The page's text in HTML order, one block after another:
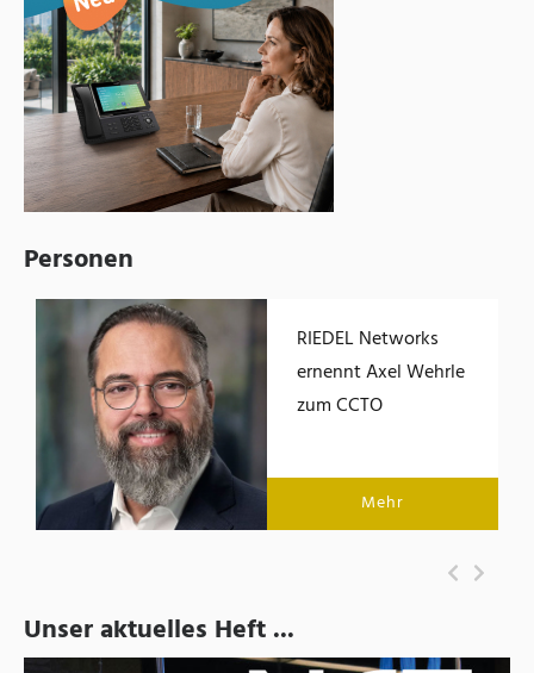
Personen
RIEDEL Networks
ernennt Axel Wehrle
zum CCTO
Mehr
Unser aktuelles Heft ...